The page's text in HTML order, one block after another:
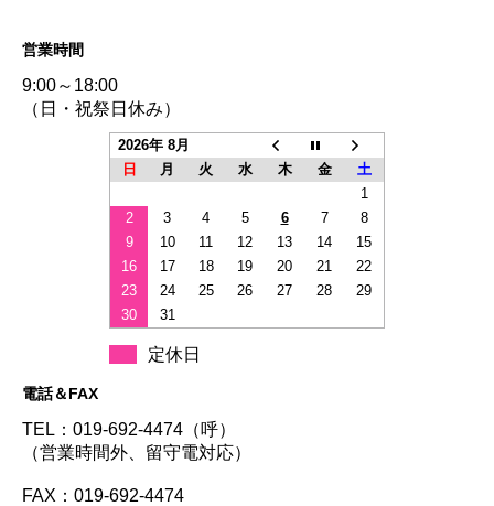
営業時間
9:00～18:00
（日・祝祭日休み）
2026年 8月
日
月 火 水 木 金
土
1
2
3 4 5 6 7
8
9
10 11 12 13 14
15
16
17 18 19 20 21
22
23
24 25 26 27 28
29
30
31
定休日
電話＆FAX
TEL：019-692-4474（呼）
（営業時間外、留守電対応）
FAX：019-692-4474